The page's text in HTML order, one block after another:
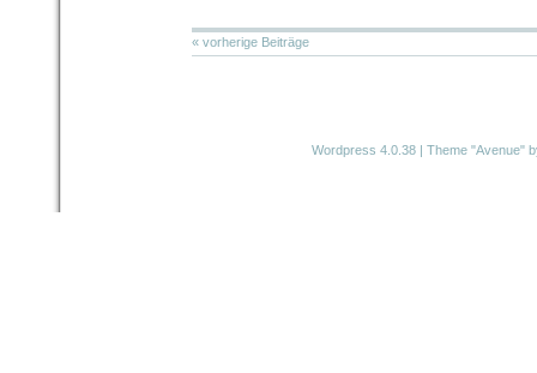
« vorherige Beiträge
Wordpress 4.0.38 | Theme "Avenue"